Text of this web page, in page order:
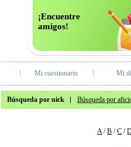
¡Encuentre
amigos!
Mi cuestionario Mi
Búsqueda por nick Búsqueda por
A/B /C /